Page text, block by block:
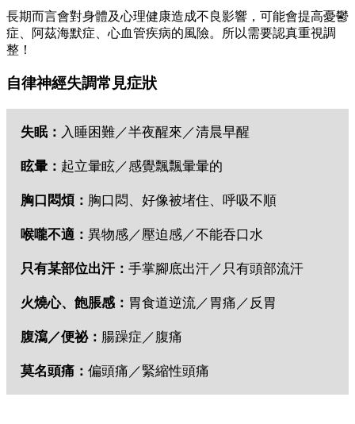
長期而言會對身體及心理健康造成不良影響，可能會提高憂鬱
症、阿茲海默症、心血管疾病的風險。所以需要認真重視調
整！
自律神經失調常見症狀
失眠： 入睡困難／半夜醒來／清晨早醒
眩暈： 起立暈眩／感覺飄飄暈暈的
胸口悶煩： 胸口悶、好像被堵住、呼吸不順
喉嚨不適： 異物感／壓迫感／不能吞口水
只有某部位出汗： 手掌腳底出汗／只有頭部流汗
火燒心、飽脹感： 胃食道逆流／胃痛／反胃
腹瀉／便祕： 腸躁症／腹痛
莫名頭痛： 偏頭痛／緊縮性頭痛